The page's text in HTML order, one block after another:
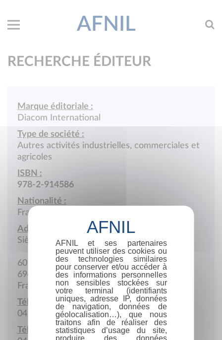
AFNIL
RECHERCHE ÉDITEUR
Marque éditoriale :
Diacom International
Type de société :
Autres activités industrielles, commerciales et
agricoles
ISBN :
978-2-914586
Nationalité :
France
Adresse :
Siège social
60 Cours Lafayette
69421 Lyon Cedex 03
France
Téléphone :
04 74 55 03 46
Télécopie :
AFNIL et ses partenaires
peuvent utiliser des cookies ou
des technologies similaires
pour conserver et/ou accéder à
des informations personnelles
non sensibles stockées sur
votre terminal (identifiants
uniques, adresse IP, données
de navigation, données de
géolocalisation…), que nous
traitons afin de réaliser des
statistiques d’usage du site,
produire des données